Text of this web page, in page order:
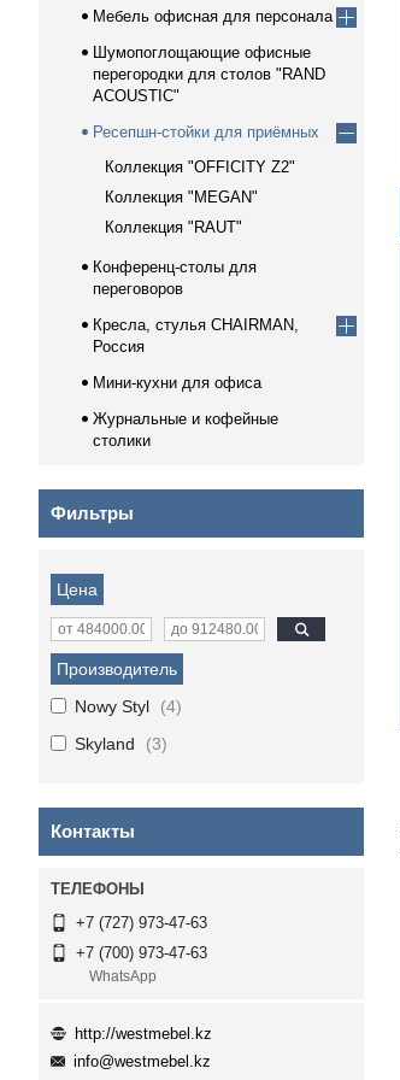
Мебель офисная для персонала
Шумопоглощающие офисные
перегородки для столов "RAND
ACOUSTIC"
Ресепшн-стойки для приёмных
Коллекция "OFFICITY Z2"
Коллекция "MEGAN"
Коллекция "RAUT"
Конференц-столы для
переговоров
Кресла, стулья CHAIRMAN,
Россия
Мини-кухни для офиса
Журнальные и кофейные
столики
Фильтры
Цена
Производитель
Nowy Styl
4
Skyland
3
Контакты
+7 (727) 973-47-63
+7 (700) 973-47-63
WhatsApp
http://westmebel.kz
info@westmebel.kz